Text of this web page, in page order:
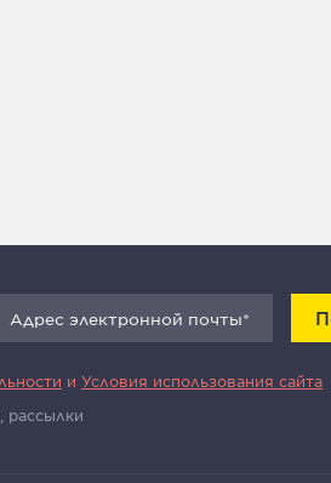
и Условия использования сайта
рассылки